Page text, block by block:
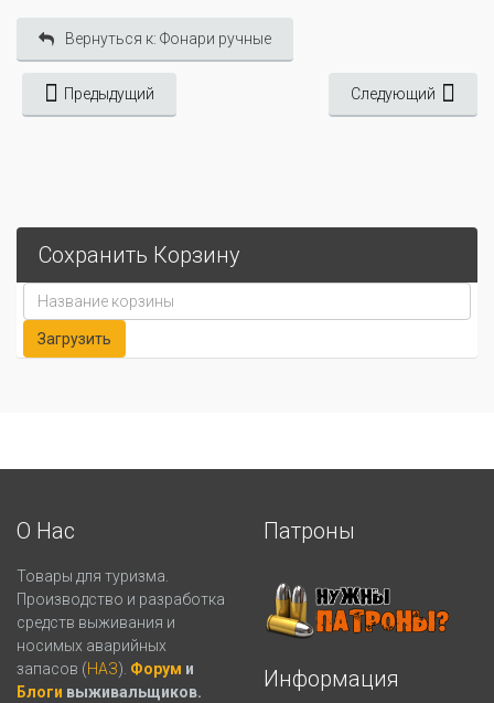
Вернуться к: Фонари ручные
Предыдущий Следующий
Сохранить Корзину
О Нас
Товары для туризма.
Производство и разработка
средств выживания и
носимых аварийных
запасов (НАЗ). Форум и
Блоги выживальщиков.
Патроны
Информация